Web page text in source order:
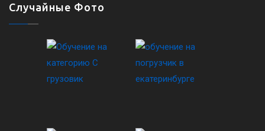
Случайные Фото